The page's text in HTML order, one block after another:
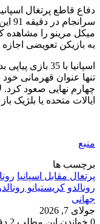
دفاع قاطع پرتغال
میکل مرینو را مشاهده
به بازیکن تعویضی
اسپانیا با
چهارم نهایی صعود کرد.
ایالات متحده یا بلژیک
منبع
برچسب ها
پرتغال مقابل اسپانیا
رونالدو کریستیانو
جهانی
جولای 7, 2026
0 خواندن این مطلب 2 دقیقه زمان میبرد